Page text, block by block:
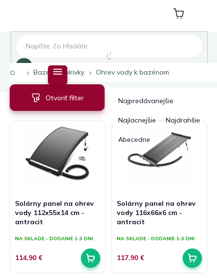
Nákupný
košík
Domov
Bazény a vírivky Ohrev vody k bazénom
a
e
u
k
o
Najpredávanejšie
Najlacnejšie Najdrahšie
Abecedne
Otvoriť filter
V
p
i
Solárny panel na ohrev
vody 112x55x14 cm -
antracit
NA SKLADE - DODANIE 1-3 DNI
114,90 €
Solárny panel na ohrev
vody 116x66x6 cm -
antracit
NA SKLADE - DODANIE 1-3 DNI
117,90 €